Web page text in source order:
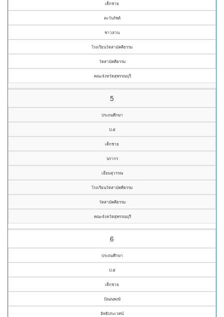
เด็กชาย
ตะวันรัชต์
ชาวสวน
โรงเรียนวัดสามัคคีธรรม
วัดสามัคคีธรรม
คณะจังหวัดสุพรรณบุรี
5
ประถมศึกษา
ป.๕
เด็กชาย
นรากร
เอี่ยมสุวรรณ
โรงเรียนวัดสามัคคีธรรม
วัดสามัคคีธรรม
คณะจังหวัดสุพรรณบุรี
6
ประถมศึกษา
ป.๕
เด็กชาย
ปัณณพงษ์
อิทธิประเวศน์